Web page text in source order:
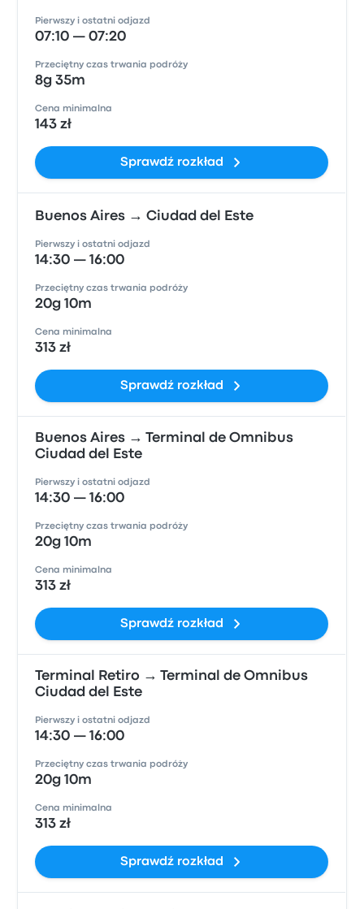
Pierwszy i ostatni odjazd
07:10 — 07:20
Przeciętny czas trwania podróży
8g 35m
Cena minimalna
143 zł
Sprawdź rozkład
Buenos Aires → Ciudad del Este
Pierwszy i ostatni odjazd
14:30 — 16:00
Przeciętny czas trwania podróży
20g 10m
Cena minimalna
313 zł
Sprawdź rozkład
Buenos Aires → Terminal de Omnibus
Ciudad del Este
Pierwszy i ostatni odjazd
14:30 — 16:00
Przeciętny czas trwania podróży
20g 10m
Cena minimalna
313 zł
Sprawdź rozkład
Terminal Retiro → Terminal de Omnibus
Ciudad del Este
Pierwszy i ostatni odjazd
14:30 — 16:00
Przeciętny czas trwania podróży
20g 10m
Cena minimalna
313 zł
Sprawdź rozkład